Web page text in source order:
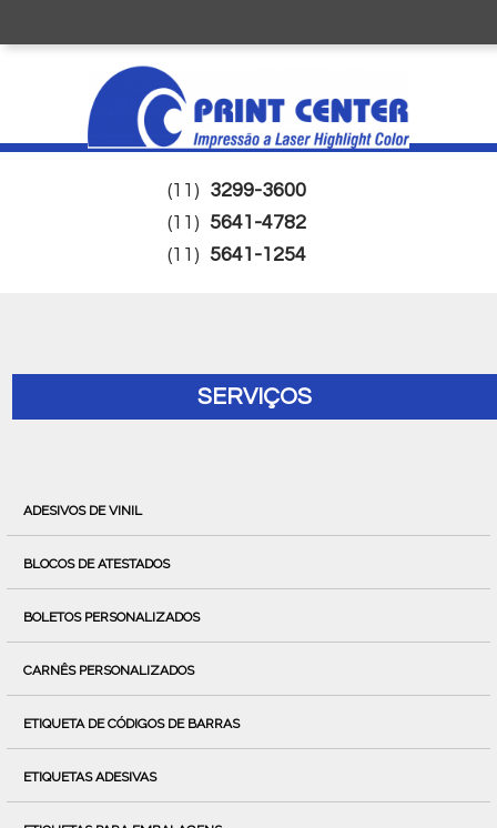
(11) 3299-3600
(11) 5641-4782
(11) 5641-1254
SERVIÇOS
ADESIVOS DE VINIL
BLOCOS DE ATESTADOS
BOLETOS PERSONALIZADOS
CARNÊS PERSONALIZADOS
ETIQUETA DE CÓDIGOS DE BARRAS
ETIQUETAS ADESIVAS